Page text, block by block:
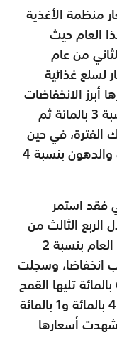
منظمة الأغذية
العام حيث
الثاني من عام
لسلع غذائية
أبرز الانخفاضات
بنسبة 9 بالمائة تلتها أسعار السكر بنسبة 3 بالمائة ثم
خلال تلك الفترة، في حين
ارتفعت أسعار كل من اللحوم والزيوت والدهون بنسبة 4
فقد استمر
الربع الثالث من
عام 2019م مقارنة بالربع الثاني لنفس العام بنسبة 2
انخفاضا، وسجلت
أسعار الشعير أبرز الانخفاضات بنسبة 6 بالمائة تليها القمح
بنسبة 5 بالمائة ثم الذرة والأرز بنسب 4 بالمائة و1 بالمائة
شهدت أسعارها